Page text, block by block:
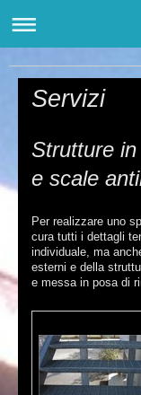
Servizi
Strutture
e scale
Per realizzare uno
cura tutti i dettagli
individuale, ma
esterni e della
e messa in posa di